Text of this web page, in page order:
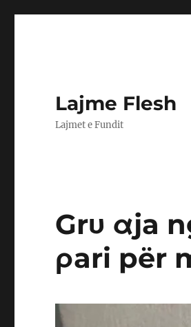
Lajme Flesh
Lajmet e Fundit
Grυ αja
ρari për